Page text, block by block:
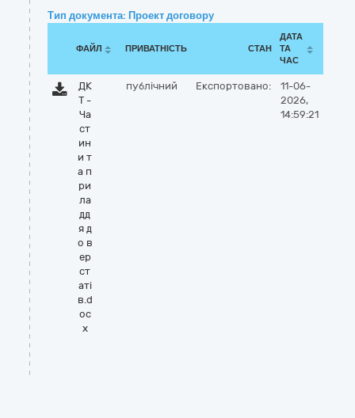
Тип документа: Проект договору
ФАЙЛ ПРИВАТНІСТЬ СТАН
ДАТА
ТА
ЧАС
ДК
Т -
Ча
ст
ин
и т
а п
ри
ла
дд
я д
о в
ер
ст
аті
в.d
oc
x
публічний Експортовано:
11-06-
2026,
14:59:21